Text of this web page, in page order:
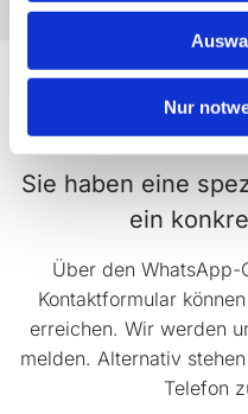
Nur
SIND
Sie haben eine
ein
Über den
Kontaktformular
erreichen. Wir werden
melden. Alternativ
Telefon